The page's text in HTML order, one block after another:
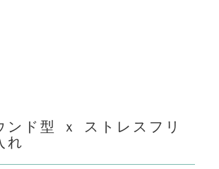
ンド型 ｘ ストレスフリ
れ